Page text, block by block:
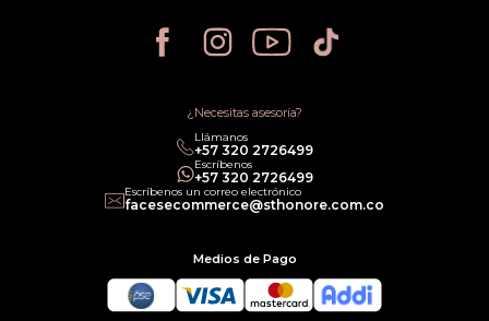
Política de Privacidad
Política de Cancelación
Política legal de Gift Cards¿Necesitas asesoría?
Llámanos
‎+57 320 2726499
Escríbenos
‎+57 320 2726499
Escríbenos un correo electrónico
facesecommerce@sthonore.com.co
Medios de Pago